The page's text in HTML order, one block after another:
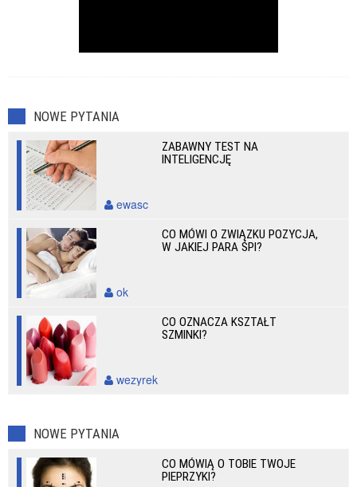
NOWE PYTANIA
ZABAWNY TEST NA
INTELIGENCJĘ
ewasc
CO MÓWI O ZWIĄZKU POZYCJA,
W JAKIEJ PARA ŚPI?
ok
CO OZNACZA KSZTAŁT
SZMINKI?
wezyrek
NOWE PYTANIA
CO MÓWIĄ O TOBIE TWOJE
PIEPRZYKI?